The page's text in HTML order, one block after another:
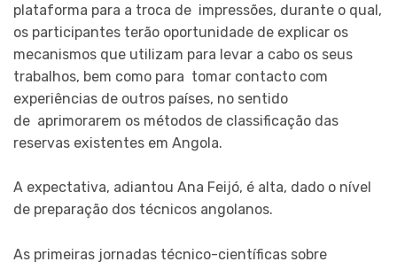
plataforma para a troca de impressões, durante o qual,
os participantes terão oportunidade de explicar os
mecanismos que utilizam para levar a cabo os seus
trabalhos, bem como para tomar contacto com
experiências de outros países, no sentido
de aprimorarem os métodos de classificação das
reservas existentes em Angola.
A expectativa, adiantou Ana Feijó, é alta, dado o nível
de preparação dos técnicos angolanos.
As primeiras jornadas técnico-científicas sobre